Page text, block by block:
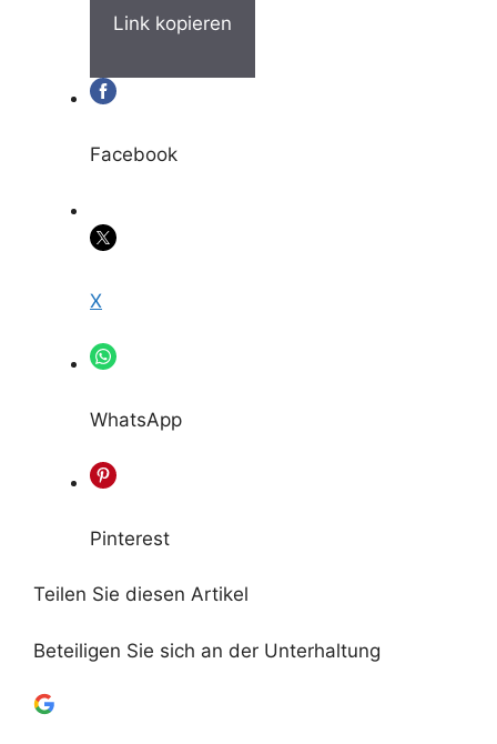
Link kopieren
Facebook
X
WhatsApp
Pinterest
Teilen Sie diesen Artikel
Beteiligen Sie sich an der Unterhaltung